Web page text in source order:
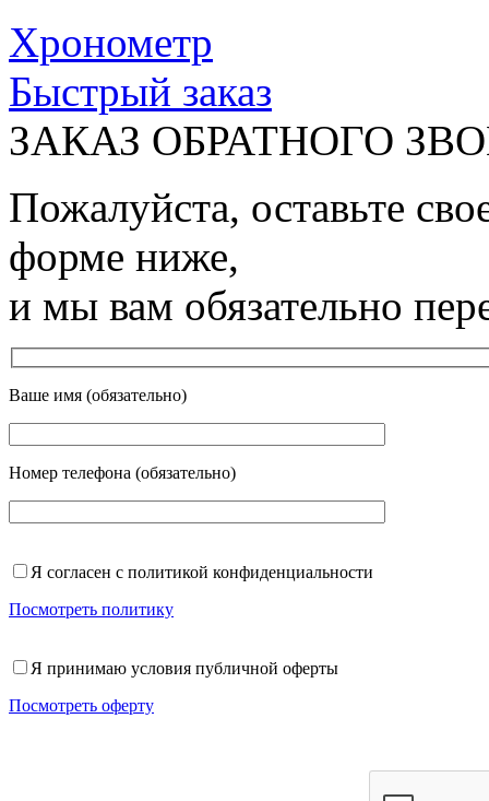
Хронометр
Быстрый заказ
ЗАКАЗ ОБРАТНОГО
Пожалуйста, оставьте
форме ниже,
и мы вам обязательно
Ваше имя (обязательно)
Номер телефона (обязательно)
Я согласен с политикой конфиденциальности
Посмотреть политику
Я принимаю условия публичной оферты
Посмотреть оферту